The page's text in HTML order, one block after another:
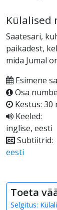
Külalised
Saatesari,
paikadest,
mida Jumal
Esimene
Osa
Kestus: 30
Keeled:
inglise, eesti
Subtiitrid:
eesti
Toeta
Selgitus: